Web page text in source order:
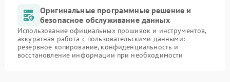
Оригинальные программные решение и
безопасное обслуживание данных
Использование официальных прошивок и инструментов,
аккуратная работа с пользовательскими данными:
резервное копирование, конфиденциальность и
восстановление информации при необходимости